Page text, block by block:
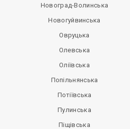
Новоград-Волинська
Новогуйвинська
Овруцька
Олевська
Оліївська
Попільнянська
Потіївська
Пулинська
Піщівська